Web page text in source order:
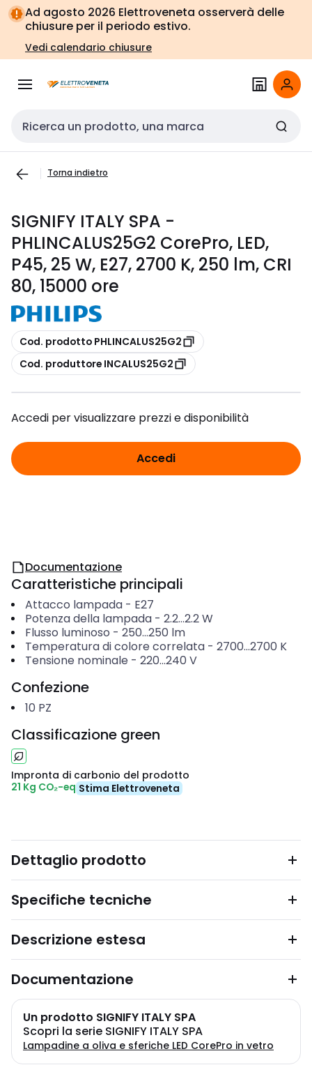
Vai alla
navigazione
Vai
alla
pagina
Ad agosto 2026 Elettroveneta osserverà delle
chiusure per il periodo estivo.
Vedi calendario chiusure
Cerca input
Torna indietro
SIGNIFY ITALY SPA -
PHLINCALUS25G2 CorePro, LED,
P45, 25 W, E27, 2700 K, 250 lm, CRI
80, 15000 ore
copia
Cod. prodotto PHLINCALUS25G2
copia
Cod. produttore INCALUS25G2
Accedi per visualizzare prezzi e disponibilità
Accedi
Documentazione
Caratteristiche principali
Attacco lampada- E27
Potenza della lampada- 2.2...2.2W
Flusso luminoso - 250...250 lm
Temperatura di colore correlata- 2700...2700 K
Tensione nominale - 220...240 V
Confezione
10 PZ
Classificazione green
Impronta di carbonio del prodotto
21 Kg CO₂-eq Stima Elettroveneta
Dettaglio prodotto
Specifiche tecniche
Descrizione estesa
Documentazione
Un prodotto SIGNIFY ITALY SPA
Scopri la serie SIGNIFY ITALY SPA
Lampadine a oliva e sferiche LED CorePro in vetro